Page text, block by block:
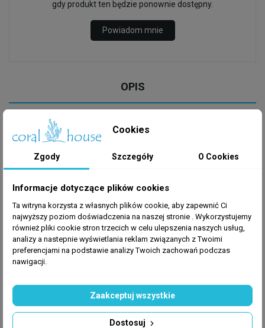
gdy produkt ten będzie ponownie dostępny.
Powiadom mnie
OPIS
Teleskopowa siatka do bezpiecznego odławiania
ryb akwariowych w zbiornikach słodkowodnych i
Delikatny materiał z którego została wykonana, chroni
wrażliwą skórę ryb przed urazami mechanicznymi.
Prostokątny kształt umożliwia skuteczne chwytanie
ryb nawet w narożnikach akwarium.
Teleskop umożliwi regulację długości ramienia
Cookies
Zgody Szczegóły O Cookies
Informacje dotyczące plików cookies
Ta witryna korzysta z własnych plików cookie, aby zapewnić Ci
najwyższy poziom doświadczenia na naszej stronie . Wykorzystujemy
również pliki cookie stron trzecich w celu ulepszenia naszych usług,
analizy a nastepnie wyświetlania reklam związanych z Twoimi
preferencjami na podstawie analizy Twoich zachowań podczas
nawigacji.
Dostosuj
Zaakceptuj wszystkie